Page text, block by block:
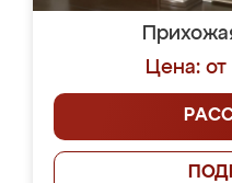
Цена: